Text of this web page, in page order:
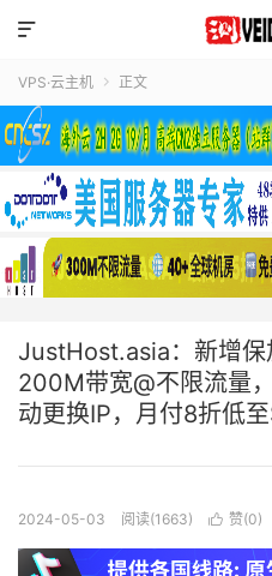

VPS·云主机  正文
JustHost.asia：新增保
200M带宽@不限流量
动更换IP，月付8折低
2024-05-03 阅读(1663)  赞(0)